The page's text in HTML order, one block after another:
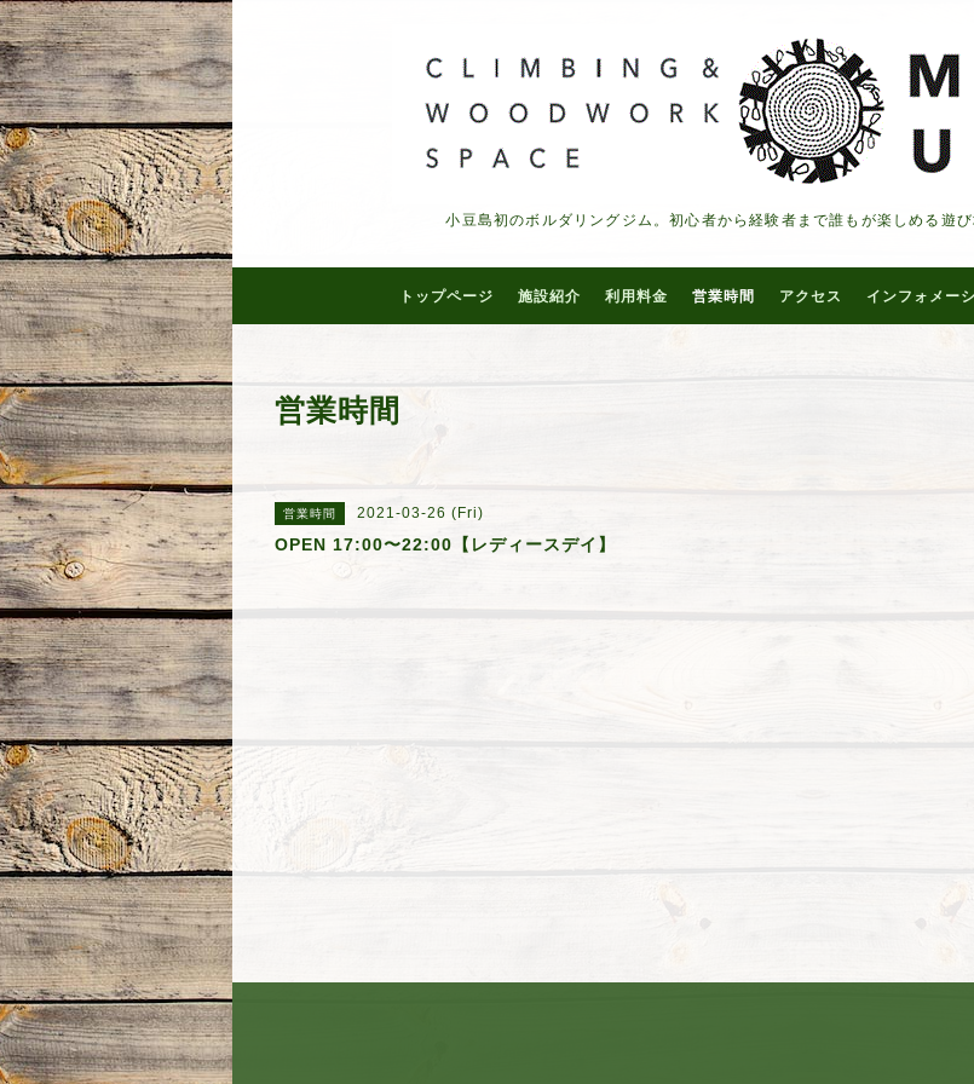
小豆島初のボルダリングジム。初心者から経験者まで誰もが楽しめる遊
トップページ 施設紹介 利用料金 営業時間 アクセス インフォメー
営業時間
営業時間 2021-03-26 (Fri)
OPEN 17:00〜22:00【レディースデイ】